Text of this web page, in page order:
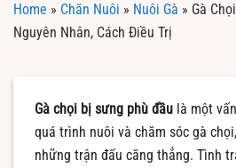
Home » Chăn Nuôi » Nuôi Gà » Gà
Nguyên Nhân, Cách Điều Trị
Gà chọi bị sưng phù đầu là một
quá trình nuôi và chăm sóc gà
những trận đấu căng thẳng. Tình